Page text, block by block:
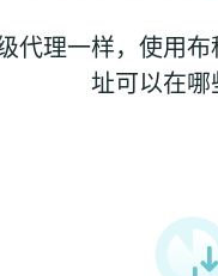
代理一样，使用
址可以在哪